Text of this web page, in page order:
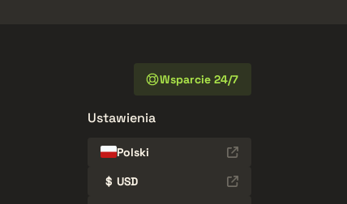
Wsparcie 24/7
Ustawienia
Polski
$ USD